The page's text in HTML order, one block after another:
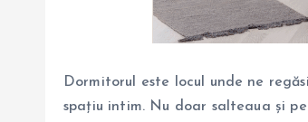
Dormitorul este locul unde ne
spațiu intim. Nu doar salteaua și